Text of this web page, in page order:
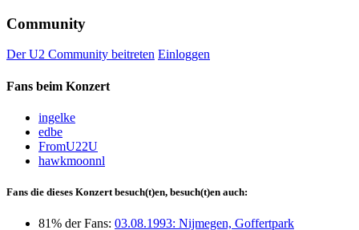
Community
Der U2 Community beitreten Einloggen
Fans beim Konzert
ingelke
edbe
FromU22U
hawkmoonnl
Fans die dieses Konzert besuch(t)en, besuch(t)en auch:
81% der Fans: 03.08.1993: Nijmegen, Goffertpark